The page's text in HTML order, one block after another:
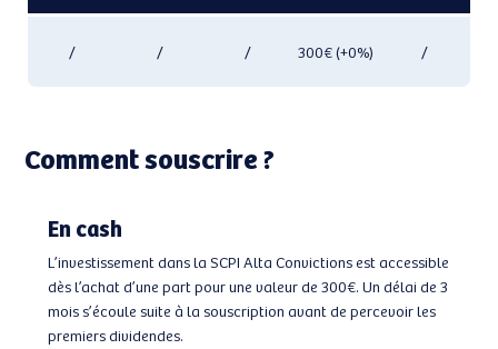
/ / / 300€ (+0%) /
En cash
L’investissement dans la SCPI Alta Convictions est accessible
dès l’achat d’une part pour une valeur de 300€. Un délai de 3
mois s’écoule suite à la souscription avant de percevoir les
premiers dividendes.
Comment souscrire ?